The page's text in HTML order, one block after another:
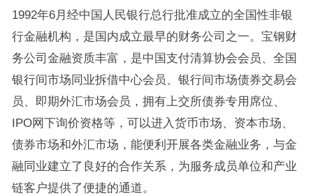
1992年6月经中国人民银行总行批准成立的全国性非银
行金融机构，是国内成立最早的财务公司之一。宝钢财
务公司金融资质丰富，是中国支付清算协会会员、全国
银行间市场同业拆借中心会员、银行间市场债券交易会
员、即期外汇市场会员，拥有上交所债券专用席位、
IPO网下询价资格等，可以进入货币市场、资本市场、
债券市场和外汇市场，能便利开展各类金融业务，与金
融同业建立了良好的合作关系，为服务成员单位和产业
链客户提供了便捷的通道。